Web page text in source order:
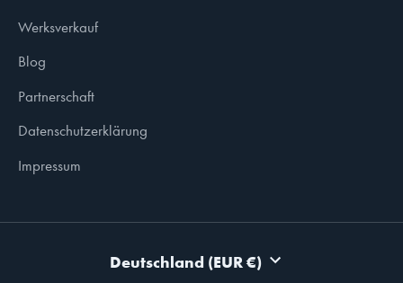
Werksverkauf
Blog
Partnerschaft
Datenschutzerklärung
Impressum
WÄHRUNGDeutschland (EUR €)